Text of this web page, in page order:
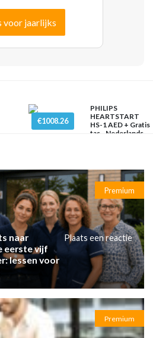
voor jaarlijks
€1008.26
PHILIPS
HEARTSTART
HS-1 AED + Gratis
tas - Nederlands
Premium
naar
eerste vijf
lessen voor
Plaats een reactie
Premium